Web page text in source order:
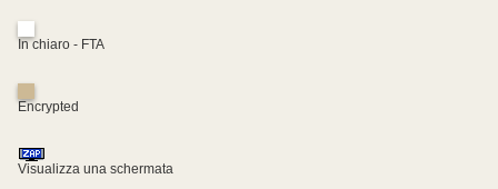
In chiaro - FTA
Encrypted
Visualizza una schermata